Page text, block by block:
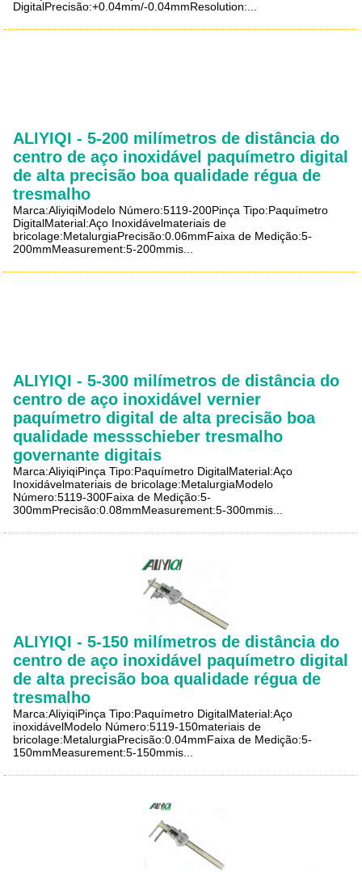
DigitalPrecisão:+0.04mm/-0.04mmResolution:...
ALIYIQI - 5-200 milímetros de distância do
centro de aço inoxidável paquímetro digital
de alta precisão boa qualidade régua de
tresmalho
Marca:AliyiqiModelo Número:5119-200Pinça Tipo:Paquímetro
DigitalMaterial:Aço Inoxidávelmateriais de
bricolage:MetalurgiaPrecisão:0.06mmFaixa de Medição:5-
200mmMeasurement:5-200mmis...
ALIYIQI - 5-300 milímetros de distância do
centro de aço inoxidável vernier
paquímetro digital de alta precisão boa
qualidade messschieber tresmalho
governante digitais
Marca:AliyiqiPinça Tipo:Paquímetro DigitalMaterial:Aço
Inoxidávelmateriais de bricolage:MetalurgiaModelo
Número:5119-300Faixa de Medição:5-
300mmPrecisão:0.08mmMeasurement:5-300mmis...
ALIYIQI - 5-150 milímetros de distância do
centro de aço inoxidável paquímetro digital
de alta precisão boa qualidade régua de
tresmalho
Marca:AliyiqiPinça Tipo:Paquímetro DigitalMaterial:Aço
inoxidávelModelo Número:5119-150materiais de
bricolage:MetalurgiaPrecisão:0.04mmFaixa de Medição:5-
150mmMeasurement:5-150mmis...